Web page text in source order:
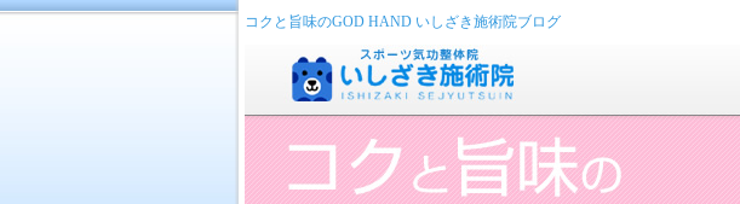
コクと旨味のGOD HAND いしざき施術院ブログ